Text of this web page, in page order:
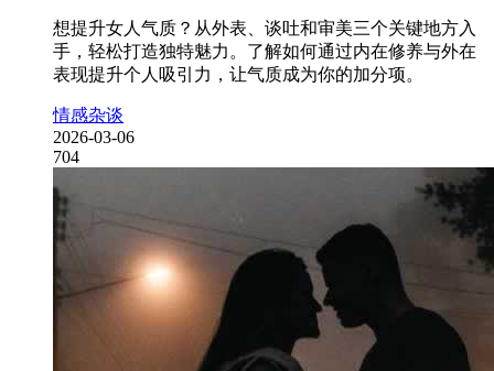
想提升女人气质？从外表、谈吐和审美三个关键地方入
手，轻松打造独特魅力。了解如何通过内在修养与外在
表现提升个人吸引力，让气质成为你的加分项。
情感杂谈
2026-03-06
704